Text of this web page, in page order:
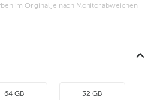
im Original je nach Monitor abweichen
64 GB 32 GB